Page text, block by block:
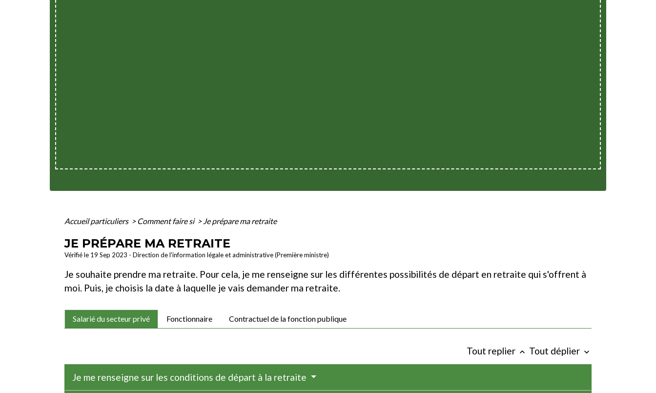
Accueil particuliers > Comment faire si > Je prépare ma retraite
JE PRÉPARE MA RETRAITE
Vérifié le 19 Sep 2023 - Direction de l'information légale et administrative (Première ministre)
Je souhaite prendre ma retraite. Pour cela, je me renseigne sur les différentes possibilités de départ en retraite qui s'offrent à
moi. Puis, je choisis la date à laquelle je vais demander ma retraite.
Salarié du secteur privé Fonctionnaire Contractuel de la fonction publique
Tout replier keyboard_arrow_up Tout déplier keyboard_arrow_down
Je me renseigne sur les conditions de départ à la retraite